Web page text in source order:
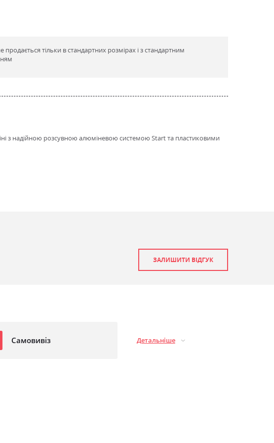
тільки в стандартних розмірах і з стандартним
з надійною розсувною алюміневою системою Start та пластиковими
ЗАЛИШИТИ ВІДГУК
Самовивіз Детальніше